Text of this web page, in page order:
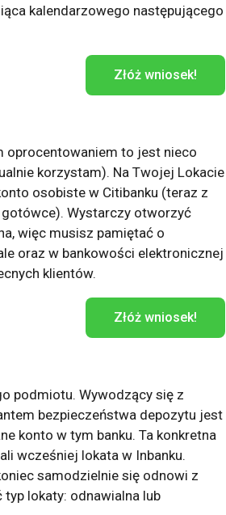
kalendarzowego następującego
Złóż wniosek!
oprocentowaniem to jest nieco
korzystam). Na Twojej Lokacie
osobiste w Citibanku (teraz z
Wystarczy otworzyć
więc musisz pamiętać o
oraz w bankowości elektronicznej
klientów.
Złóż wniosek!
podmiotu. Wywodzący się z
bezpieczeństwa depozytu jest
konto w tym banku. Ta konkretna
wcześniej lokata w Inbanku.
samodzielnie się odnowi z
lokaty: odnawialna lub